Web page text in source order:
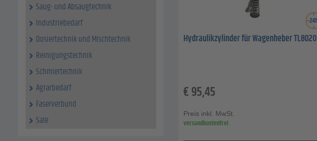
Saug- und Absaugtechnik
Industriebedarf
Dosiertechnik und Mischtechnik
Reinigungstechnik
Schmiertechnik
Agrarbedarf
Faserverbund
Sale
Hydraulikzylinder für Wagenheber TL8020
€95,45
Preis inkl. MwSt.
versandkostenfrei